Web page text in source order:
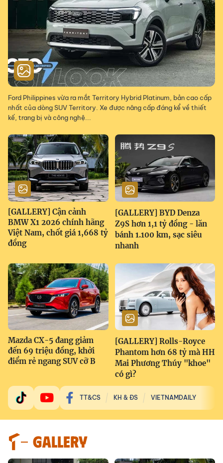
Ford Philippines vừa ra mắt Territory Hybrid Platinum, bản cao cấp
nhất của dòng SUV Territory. Xe được nâng cấp đáng kể về thiết
kế, trang bị và công nghệ...
[GALLERY] Cận cảnh
BMW X1 2026 chính hãng
Việt Nam, chốt giá 1,668 tỷ
đồng
[GALLERY] BYD Denza
Z9S hơn 1,1 tỷ đồng - lăn
bánh 1.100 km, sạc siêu
nhanh
Mazda CX-5 đang giảm
đến 69 triệu đồng, khởi
điểm rẻ ngang SUV cỡ B
[GALLERY] Rolls-Royce
Phantom hơn 68 tỷ mà HH
Mai Phương Thúy "khoe"
có gì?
TT&CS KH & ĐS VIETNAMDAILY
GALLERY